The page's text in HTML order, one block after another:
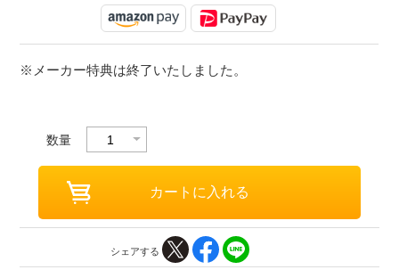
※メーカー特典は終了いたしました。
数量
シェアする